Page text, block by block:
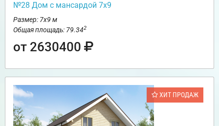
№28 Дом с мансардой 7х9
Размер: 7х9 м
Общая площадь: 79.342
от 2630400
ХИТ ПРОДАЖ